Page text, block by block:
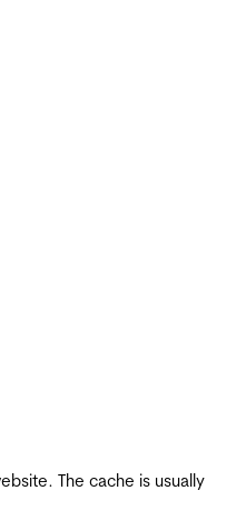
The cache is usually